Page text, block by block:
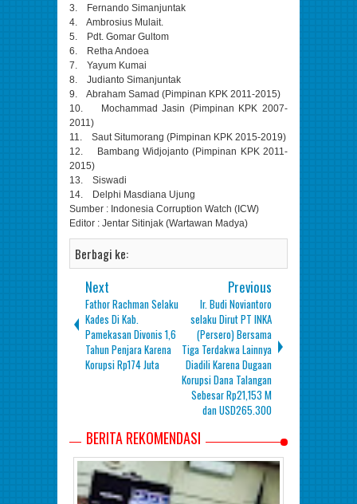
3. Fernando Simanjuntak
4. Ambrosius Mulait.
5. Pdt. Gomar Gultom
6. Retha Andoea
7. Yayum Kumai
8. Judianto Simanjuntak
9. Abraham Samad (Pimpinan KPK 2011-2015)
10. Mochammad Jasin (Pimpinan KPK 2007-
2011)
11. Saut Situmorang (Pimpinan KPK 2015-2019)
12. Bambang Widjojanto (Pimpinan KPK 2011-
2015)
13. Siswadi
14. Delphi Masdiana Ujung
Sumber : Indonesia Corruption Watch (ICW)
Editor : Jentar Sitinjak (Wartawan Madya)
Berbagi ke:
Next
Fathor Rachman Selaku
Kades Di Kab.
Pamekasan Divonis 1,6
Tahun Penjara Karena
Korupsi Rp174 Juta
Previous
Ir. Budi Noviantoro
selaku Dirut PT INKA
(Persero) Bersama
Tiga Terdakwa Lainnya
Diadili Karena Dugaan
Korupsi Dana Talangan
Sebesar Rp21,153 M
dan USD265.300
BERITA REKOMENDASI